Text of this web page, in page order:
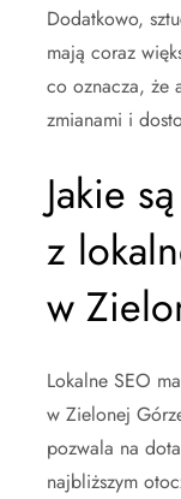
Dodatkowo,
mają coraz
co oznacza, że
zmianami i
Jakie
z
w
Lokalne SEO
w Zielonej
pozwala na
najbliższym